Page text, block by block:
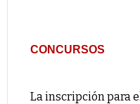
CONCURSOS
La inscripción para